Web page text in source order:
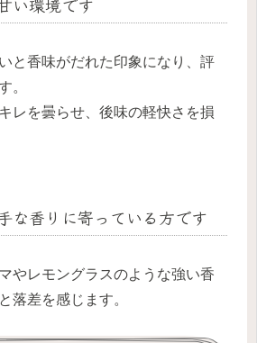
と香味がだれた印象になり、評
。
レを曇らせ、後味の軽快さを損
な香りに寄っている方です
やレモングラスのような強い香
落差を感じます。